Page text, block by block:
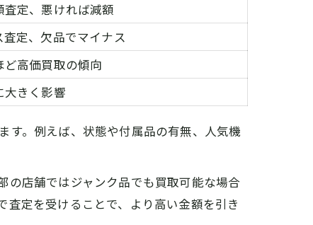
定、悪ければ減額
定、欠品でマイナス
高価買取の傾向
大きく影響
す。例えば、状態や付属品の有無、人気機
の店舗ではジャンク品でも買取可能な場合
定を受けることで、より高い金額を引き